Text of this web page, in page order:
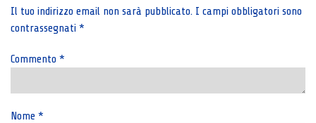
Il tuo indirizzo email non sarà pubblicato. I campi obbligatori sono
contrassegnati *
Commento *
Nome *